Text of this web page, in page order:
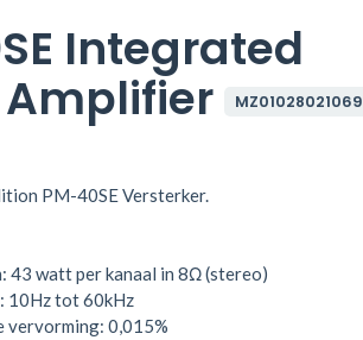
Integrated
Amplifier
MZ01028021069
PM-40SE Versterker.
43 watt per kanaal in 8Ω (stereo)
10Hz tot 60kHz
vervorming: 0,015%